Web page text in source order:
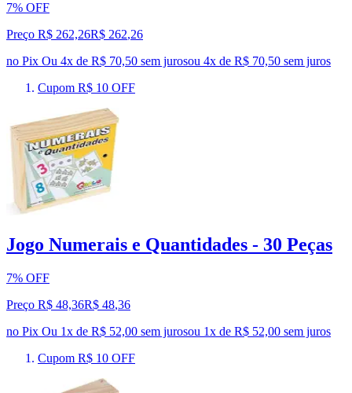
7% OFF
Preço R$ 262,26R$ 262,26
no Pix Ou 4x de R$ 70,50 sem jurosou 4x de R$ 70,50 sem juros
Cupom R$ 10 OFF
Jogo Numerais e Quantidades - 30 Peças
7% OFF
Preço R$ 48,36R$ 48,36
no Pix Ou 1x de R$ 52,00 sem jurosou 1x de R$ 52,00 sem juros
Cupom R$ 10 OFF